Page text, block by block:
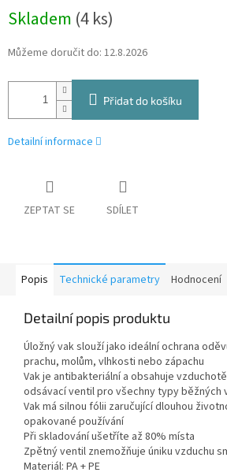
cena:
Skladem (4 ks)
Můžeme doručit do: 12.8.2026
Přidat do košíku
Detailní informace
ZEPTAT SE SDÍLET
Popis Technické parametry Hodnocení
Detailní popis produktu
Úložný vak slouží jako ideální ochrana
prachu, molům, vlhkosti nebo zápachu
Vak je antibakteriální a obsahuje
odsávací ventil pro všechny typy běžných
Vak má silnou fólii zaručující dlouhou
opakované používání
Při skladování ušetříte až 80% místa
Zpětný ventil znemožňuje úniku vzduchu
Materiál: PA + PE